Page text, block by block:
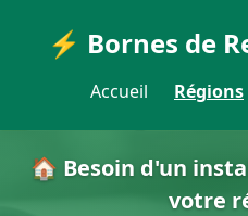
⚡ Bornes de
Accueil Régions
🏠 Besoin d'un
votre